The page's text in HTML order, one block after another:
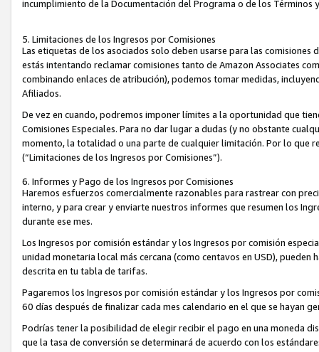
incumplimiento de la Documentación del Programa o de los Términos
5. Limitaciones de los Ingresos por Comisiones
Las etiquetas de los asociados solo deben usarse para las
estás intentando reclamar comisiones tanto de Amazon Associates
combinando enlaces de atribución), podemos tomar medidas,
Afiliados.
De vez en cuando, podremos imponer límites a la oportunidad que
Comisiones Especiales. Para no dar lugar a dudas (y no obstante
momento, la totalidad o una parte de cualquier limitación. Por lo que
(“Limitaciones de los Ingresos por Comisiones”).
6. Informes y Pago de los Ingresos por Comisiones
Haremos esfuerzos comercialmente razonables para rastrear con
interno, y para crear y enviarte nuestros informes que resumen los
durante ese mes.
Los Ingresos por comisión estándar y los Ingresos por comisión
unidad monetaria local más cercana (como centavos en USD),
descrita en tu tabla de tarifas.
Pagaremos los Ingresos por comisión estándar y los Ingresos por
60 días después de finalizar cada mes calendario en el que se hayan
Podrías tener la posibilidad de elegir recibir el pago en una moneda
que la tasa de conversión se determinará de acuerdo con los